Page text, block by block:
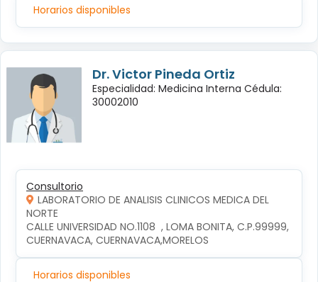
Horarios disponibles
Dr. Victor Pineda Ortiz
Especialidad: Medicina Interna Cédula:
30002010
Consultorio
LABORATORIO DE ANALISIS CLINICOS MEDICA DEL
NORTE
CALLE UNIVERSIDAD NO.1108  , LOMA BONITA, C.P.99999,
CUERNAVACA, CUERNAVACA,MORELOS
Horarios disponibles